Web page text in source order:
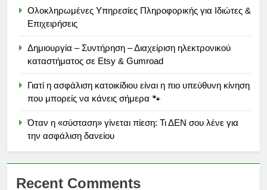
Ολοκληρωμένες Υπηρεσίες Πληροφορικής για Ιδιώτες &
Επιχειρήσεις
Δημιουργία – Συντήρηση – Διαχείριση ηλεκτρονικού
καταστήματος σε Etsy & Gumroad
Γιατί η ασφάλιση κατοικίδιου είναι η πιο υπεύθυνη κίνηση
που μπορείς να κάνεις σήμερα 🐾
Όταν η «σύσταση» γίνεται πίεση: Τι ΔΕΝ σου λένε για
την ασφάλιση δανείου
Recent Comments